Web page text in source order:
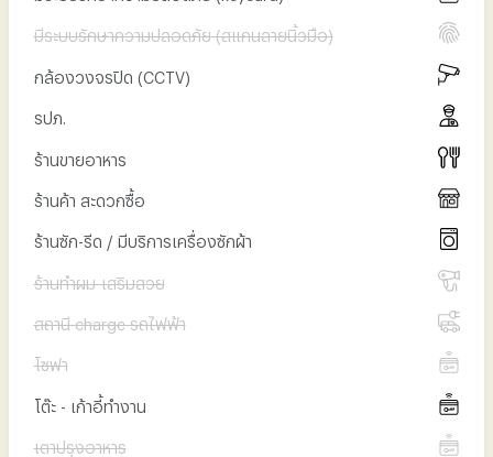
มีระบบรักษาความปลอดภัย (สแกนลายนิ้วมือ)
กล้องวงจรปิด (CCTV)
รปภ.
ร้านขายอาหาร
ร้านค้า สะดวกซื้อ
ร้านซัก-รีด / มีบริการเครื่องซักผ้า
ร้านทำผม-เสริมสวย
สถานี ​charge รถไฟฟ้า
โซฟา
โต๊ะ - เก้าอี้ทำงาน
เตาปรุงอาหาร